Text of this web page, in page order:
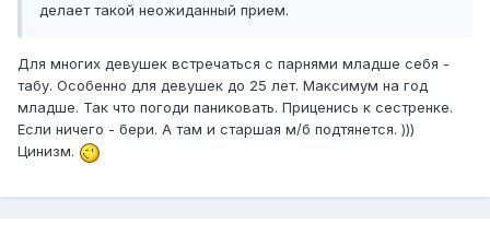
делает такой неожиданный прием.
Для многих девушек встречаться с парнями младше себя -
табу. Особенно для девушек до 25 лет. Максимум на год
младше. Так что погоди паниковать. Приценись к сестренке.
Если ничего - бери. А там и старшая м/б подтянется. )))
Цинизм.